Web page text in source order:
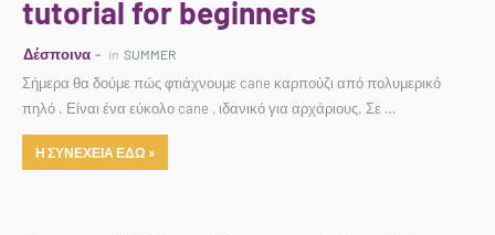
tutorial for beginners
Δέσποινα in SUMMER
Σήμερα θα δούμε πώς φτιάχνουμε cane καρπούζι από πολυμερικό
πηλό . Είναι ένα εύκολο cane , ιδανικό για αρχάριους. Σε …
Η ΣΥΝΕΧΕΙΑ ΕΔΩ »